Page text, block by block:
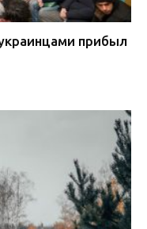
прибыл